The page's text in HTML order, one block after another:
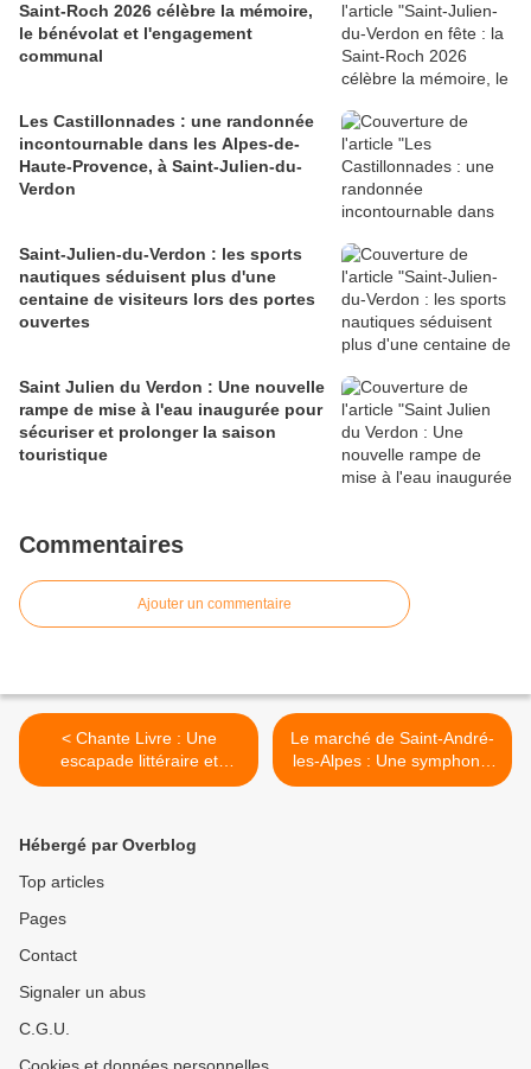
Saint-Roch 2026 célèbre la mémoire,
le bénévolat et l'engagement
communal
Les Castillonnades : une randonnée
incontournable dans les Alpes-de-
Haute-Provence, à Saint-Julien-du-
Verdon
Saint-Julien-du-Verdon : les sports
nautiques séduisent plus d'une
centaine de visiteurs lors des portes
ouvertes
Saint Julien du Verdon : Une nouvelle
rampe de mise à l'eau inaugurée pour
sécuriser et prolonger la saison
touristique
Commentaires
Ajouter un commentaire
< Chante Livre : Une
escapade littéraire et
botanique dans le Var
Le marché de Saint-André-
les-Alpes : Une symphonie
estivale de couleurs et de
Hébergé par Overblog
Top articles
Pages
Contact
Signaler un abus
C.G.U.